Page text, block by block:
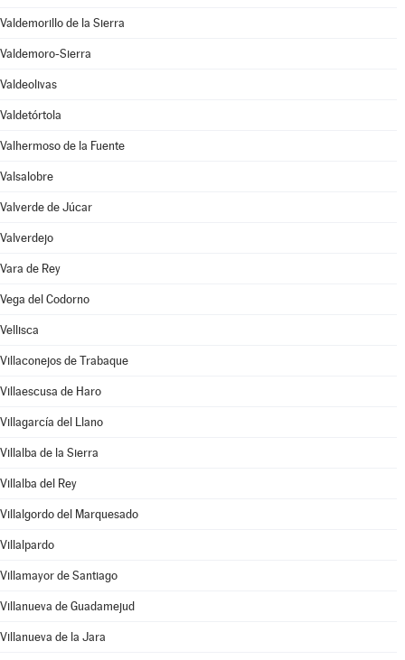
Valdemorillo de la Sierra
Valdemoro-Sierra
Valdeolivas
Valdetórtola
Valhermoso de la Fuente
Valsalobre
Valverde de Júcar
Valverdejo
Vara de Rey
Vega del Codorno
Vellisca
Villaconejos de Trabaque
Villaescusa de Haro
Villagarcía del Llano
Villalba de la Sierra
Villalba del Rey
Villalgordo del Marquesado
Villalpardo
Villamayor de Santiago
Villanueva de Guadamejud
Villanueva de la Jara